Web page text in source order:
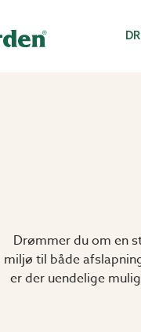
Drømmer du om en
miljø til både
er der uendelige